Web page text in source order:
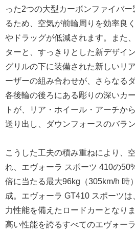
った2つの大型カーボンファイバ
るため、空気が前輪周りを効率良
やドラッグが低減されます。また
ターと、すっきりとした新デザイ
グリルの下に装備された新しいリ
ーザーの組み合わせが、さらなる
各後輪の後ろにある彫りの深いカ
トが、リア・ホイール・アーチか
送り出し、ダウンフォースのバラ
こうした工夫の積み重ねにより、
れ、エヴォーラ スポーツ 410の
倍に当たる最大96kg（305km/h 時
成。エヴォーラ GT410 スポーツ
力性能を備えたロードカーとなりま
高い性能を誇るすべてのエヴォー